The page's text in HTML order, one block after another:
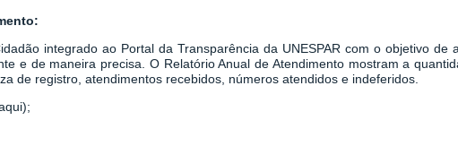
integrado aoPortal da Transparência da UNESPAR com o objetivo de
e de maneira precisa. O Relatório Anual de Atendimento mostram a
de registro, atendimentos recebidos, números atendidos e indeferidos.